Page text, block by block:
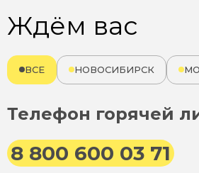
Ждём вас
ВСЕ НОВОСИБИРСК
Телефон горячей
8 800 600 03 71